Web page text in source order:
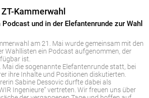
Kammerwahl
und in der Elefantenrunde zur Wahl
am 21. Mai wurde gemeinsam mit den
Wahllisten ein Podcast aufgenommen, der
ist.
die sogenannte Elefantenrunde statt, bei
ihre Inhalte und Positionen diskutierten.
Sabine Dessovic durfte dabei als
Ingenieure“ vertreten. Wir freuen uns über